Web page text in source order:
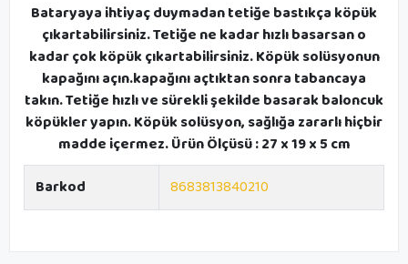
Bataryaya ihtiyaç duymadan tetiğe bastıkça köpük
çıkartabilirsiniz. Tetiğe ne kadar hızlı basarsan o
kadar çok köpük çıkartabilirsiniz. Köpük solüsyonun
kapağını açın.kapağını açtıktan sonra tabancaya
takın. Tetiğe hızlı ve sürekli şekilde basarak baloncuk
köpükler yapın. Köpük solüsyon, sağlığa zararlı hiçbir
madde içermez. Ürün Ölçüsü : 27 x 19 x 5 cm
Barkod
8683813840210